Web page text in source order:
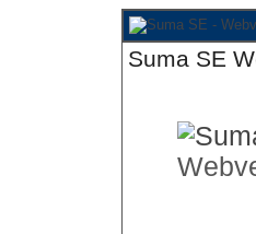
Suma SE